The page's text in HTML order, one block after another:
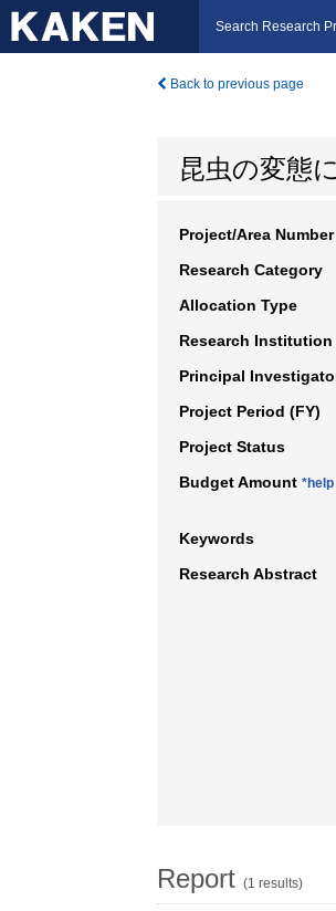
Search Research
Back to previous page
昆虫の変態
Project/Area Number
Research Category
Allocation Type
Research Institution
Principal
Project Period (FY)
Project Status
Budget Amount *help
Keywords
Research Abstract
Report (1 results)